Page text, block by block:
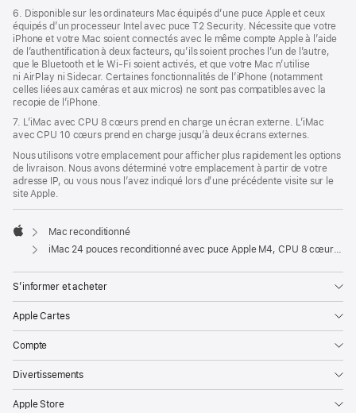
6. Disponible sur les ordinateurs Mac équipés d’une puce Apple et ceux
équipés d’un processeur Intel avec puce T2 Security. Nécessite que votre
iPhone et votre Mac soient connectés avec le même compte Apple à l’aide
de l’authentification à deux facteurs, qu’ils soient proches l’un de l’autre,
que le Bluetooth et le Wi-Fi soient activés, et que votre Mac n’utilise
ni AirPlay ni Sidecar. Certaines fonctionnalités de l’iPhone (notamment
celles liées aux caméras et aux micros) ne sont pas compatibles avec la
recopie de l’iPhone.
7. L’iMac avec CPU 8 cœurs prend en charge un écran externe. L’iMac
avec CPU 10 cœurs prend en charge jusqu’à deux écrans externes.
Nous utilisons votre emplacement pour afficher plus rapidement les options
de livraison. Nous avons déterminé votre emplacement à partir de votre
adresse IP, ou vous nous l’avez indiqué lors d’une précédente visite sur le
site Apple.
Apple
Mac reconditionné
iMac 24 pouces reconditionné avec puce Apple M4, CPU 8 cœurs et GPU 8 cœurs - Argent
S’informer et acheter
Apple Cartes
Compte
Divertissements
Apple Store